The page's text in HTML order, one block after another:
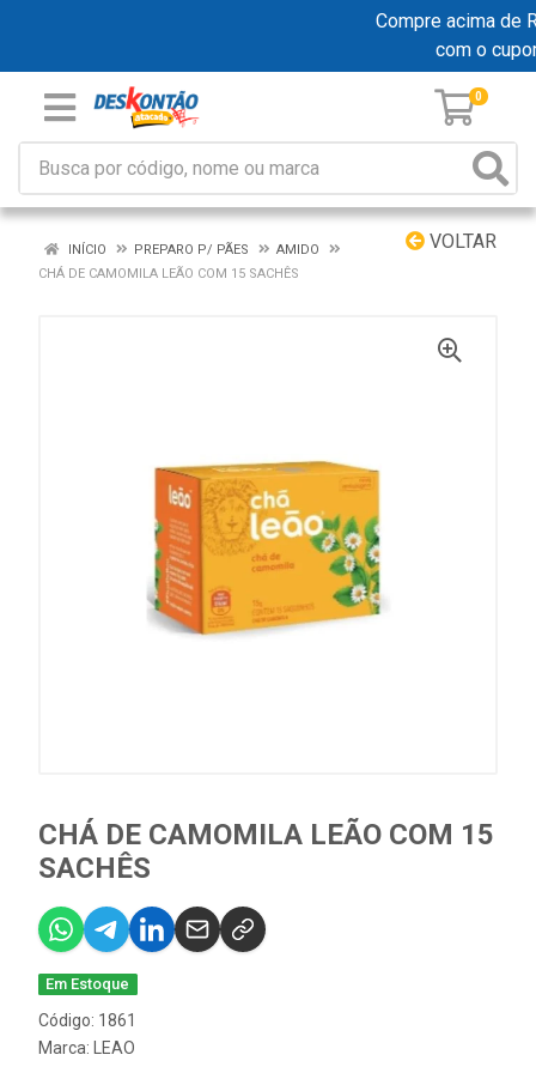
Compre acima de
com o
0
VOLTAR
INÍCIO PREPARO P/ PÃES
AMIDO
CHÁ DE CAMOMILA LEÃO COM 15 SACHÊS
CHÁ DE CAMOMILA LEÃO COM 15
SACHÊS
Em Estoque
Código: 1861
Marca:
LEAO